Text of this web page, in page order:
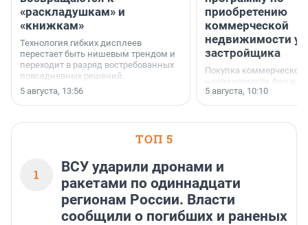
«раскладушкам» и
«книжкам»
Технология гибких дисплеев
перестает быть нишевым трендом и
переходит в разряд востребованных
повседневных решений.
5 августа, 13:56
приобретению
коммерческой
недвижимости у
застройщика
Покупка коммерческой
недвижимости
инструмент,
предпринимателей.
или готовый арендный
5 августа, 10:10
ТОП 5
1
ВСУ ударили дронами и
ракетами по одиннадцати
регионам России. Власти
сообщили о погибших и раненых